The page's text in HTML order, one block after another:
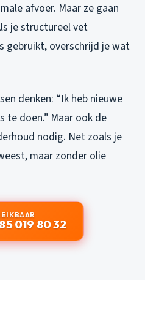
afvoer. Maar ze gaan
je structureel vet
gebruikt, overschrijd je wat
denken: “Ik heb nieuwe
te doen.” Maar ook de
nodig. Net zoals je
maar zonder olie
019 80 32